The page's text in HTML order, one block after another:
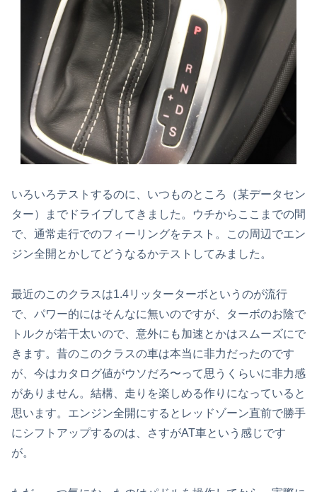
いろいろテストするのに、いつものところ（某データセン
ター）までドライブしてきました。ウチからここまでの間
で、通常走行でのフィーリングをテスト。この周辺でエン
ジン全開とかしてどうなるかテストしてみました。
最近のこのクラスは1.4リッターターボというのが流行
で、パワー的にはそんなに無いのですが、ターボのお陰で
トルクが若干太いので、意外にも加速とかはスムーズにで
きます。昔のこのクラスの車は本当に非力だったのです
が、今はカタログ値がウソだろ〜って思うくらいに非力感
がありません。結構、走りを楽しめる作りになっていると
思います。エンジン全開にするとレッドゾーン直前で勝手
にシフトアップするのは、さすがAT車という感じです
が。